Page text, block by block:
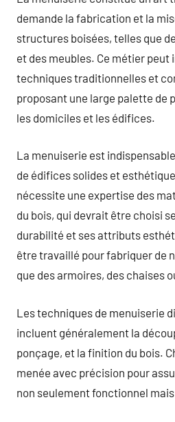
demande la fabrication et la
structures boisées, telles que
et des meubles. Ce métier peut
techniques traditionnelles et
proposant une large palette de
les domiciles et les édifices.
La menuiserie est
de édifices solides et
nécessite une expertise des
du bois, qui devrait être choisi
durabilité et ses attributs
être travaillé pour fabriquer de
que des armoires, des chaises
Les techniques de menuiserie
incluent généralement la
ponçage, et la finition du bois.
menée avec précision pour
non seulement fonctionnel